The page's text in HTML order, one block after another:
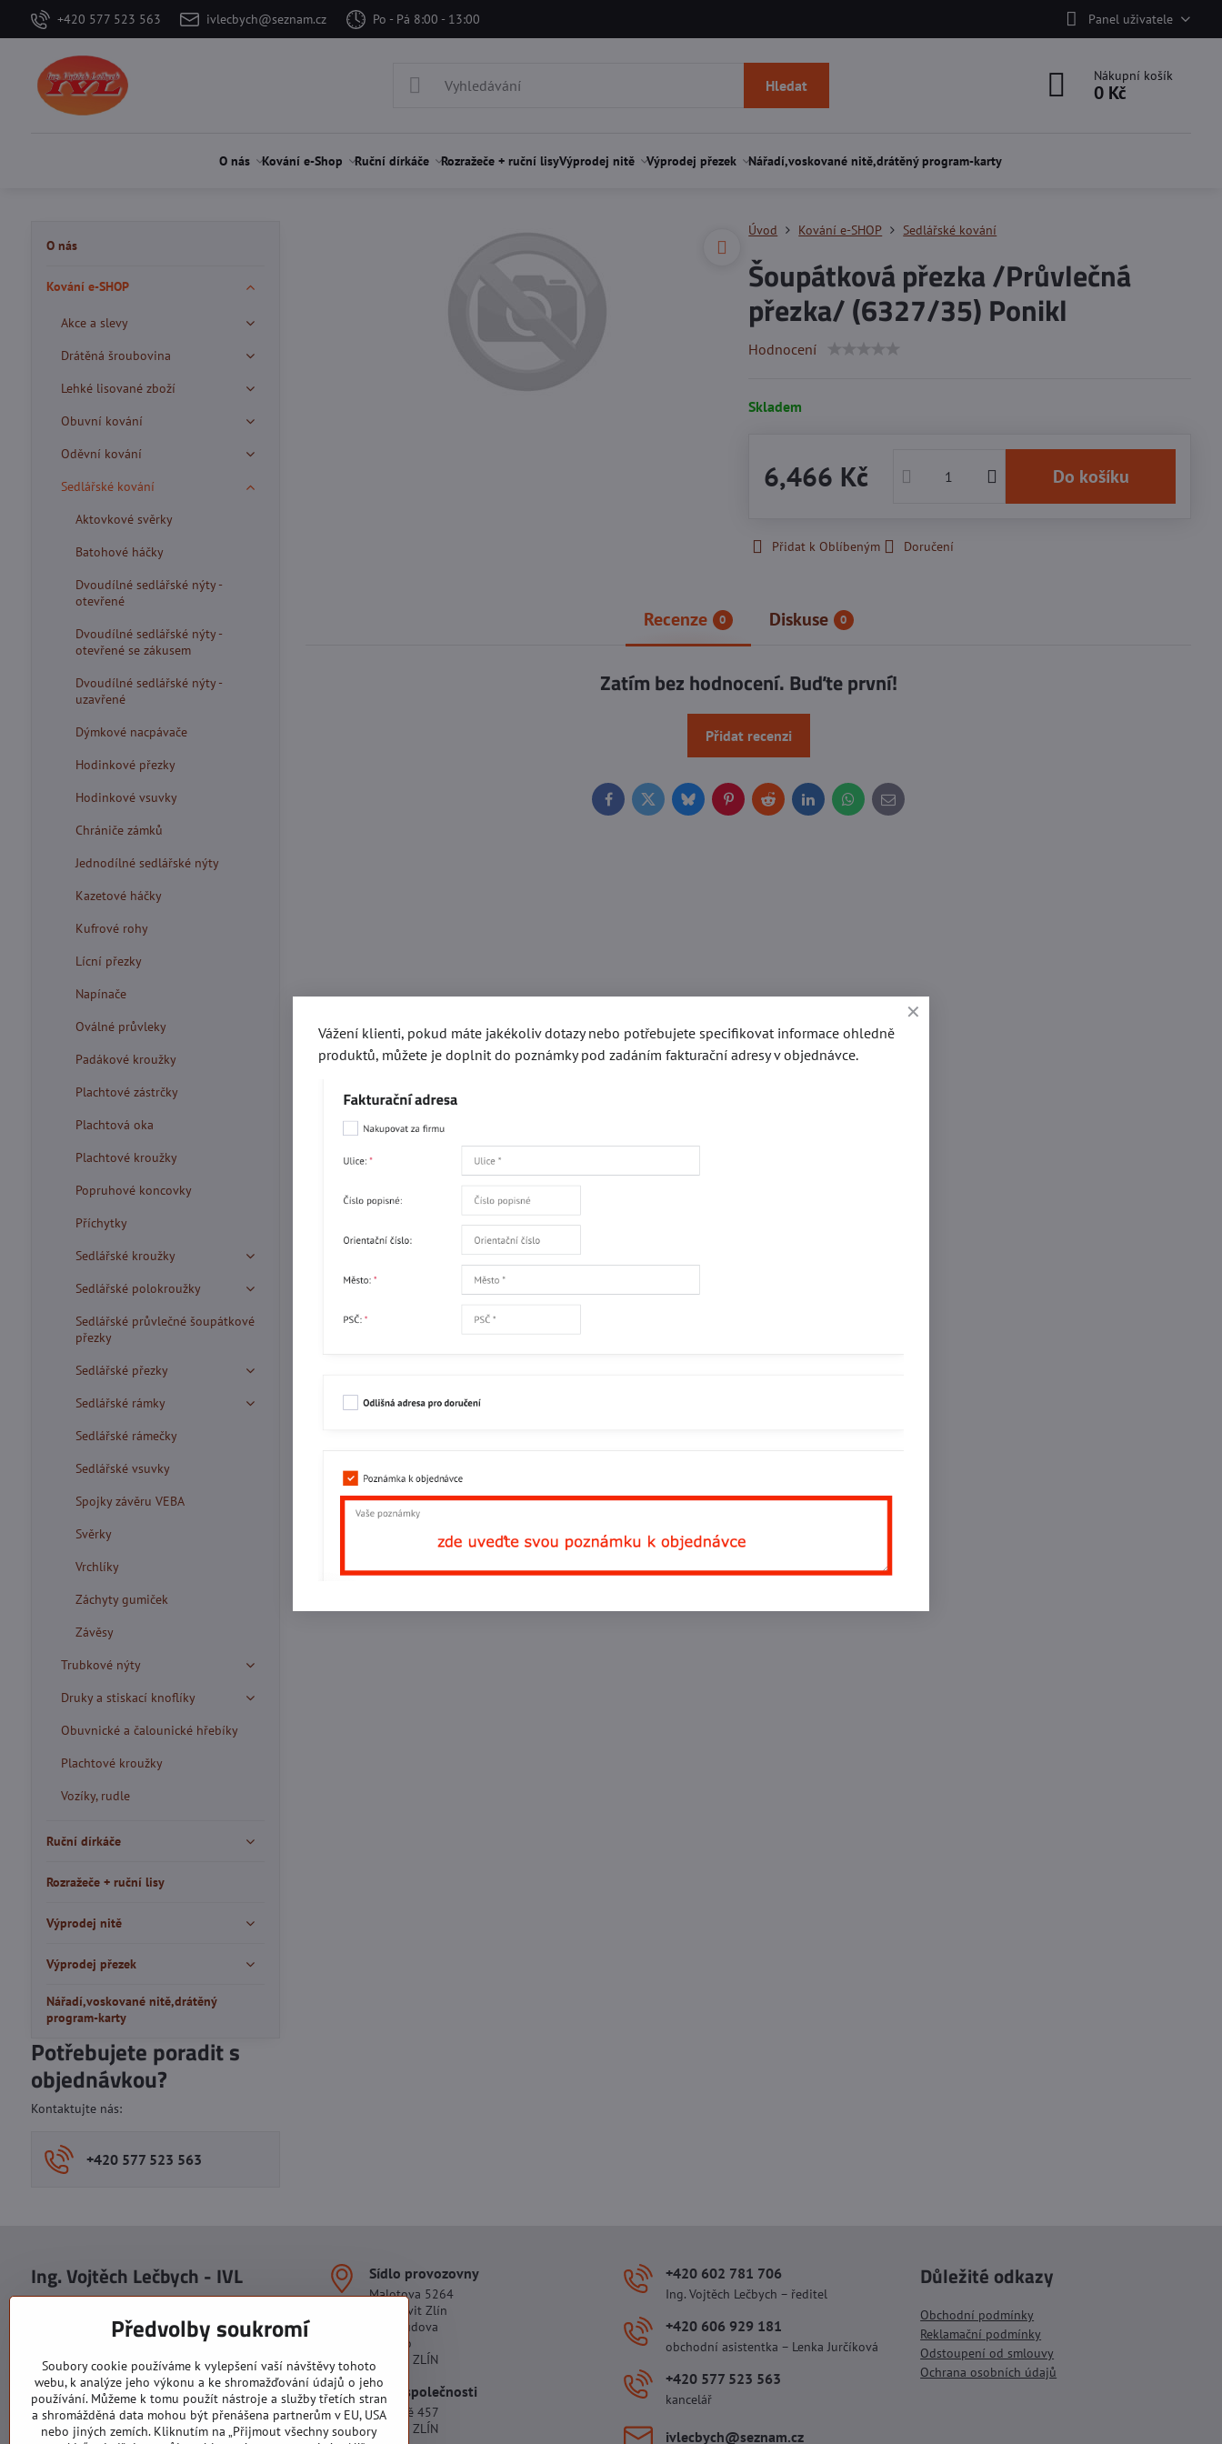
+420 577 523 563 ivlecbych@seznam.cz Po - Pá 8:00 - 13:00 Panel uživatele
Hledat
Nákupní košík
0 Kč
O nás Kování e-Shop Ruční dírkáče Rozražeče + ruční lisyVýprodej nitě Výprodej přezek Nářadí,voskované nitě,drátěný program-karty
Úvod Kování e-SHOP Sedlářské kování
Šoupátková přezka /Průvlečná
přezka/ (6327/35) Ponikl
Hodnocení
Skladem
6,466 Kč Do košíku
Přidat k Oblíbeným Doručení
Recenze 0 Diskuse 0
Zatím bez hodnocení. Buďte první!
Přidat recenzi
FacebookTwitterBlueskyPinterestRedditLinkedInWhatsApp
E-
mail
O nás
Kování e-SHOP
Akce a slevy
Drátěná šroubovina
Lehké lisované zboží
Obuvní kování
Oděvní kování
Sedlářské kování
Aktovkové svěrky
Batohové háčky
Dvoudílné sedlářské nýty -
otevřené
Dvoudílné sedlářské nýty -
otevřené se zákusem
Dvoudílné sedlářské nýty -
uzavřené
Dýmkové nacpávače
Hodinkové přezky
Hodinkové vsuvky
Chrániče zámků
Jednodílné sedlářské nýty
Kazetové háčky
Kufrové rohy
Lícní přezky
Napínače
Oválné průvleky
Padákové kroužky
Plachtové zástrčky
Plachtová oka
Plachtové kroužky
Popruhové koncovky
Příchytky
Sedlářské kroužky
Sedlářské polokroužky
Sedlářské průvlečné šoupátkové
přezky
Sedlářské přezky
Sedlářské rámky
Sedlářské rámečky
Sedlářské vsuvky
Spojky závěru VEBA
Svěrky
Vrchlíky
Záchyty gumiček
Závěsy
Trubkové nýty
Druky a stiskací knoflíky
Obuvnické a čalounické hřebíky
Plachtové kroužky
Vozíky, rudle
Ruční dírkáče
Rozražeče + ruční lisy
Výprodej nitě
Výprodej přezek
Nářadí,voskované nitě,drátěný
program-karty
Potřebujete poradit s
objednávkou?
Kontaktujte nás:
+420 577 523 563
Ing. Vojtěch Lečbych - IVL
DIČ: CZ5602130809
IČO: 29007356
DIČ: CZ29007356
Sídlo provozovny
Malotova 5264
Areál Svit Zlín
113. budova
1. patro
760 01 ZLÍN
Sídlo společnosti
U Hřiště 457
760 01 ZLÍN
+420 602 781 706
Ing. Vojtěch Lečbych – ředitel
+420 606 929 181
obchodní asistentka – Lenka Jurčíková
+420 577 523 563
kancelář
ivlecbych​@seznam​.cz
Důležité odkazy
Obchodní podmínky
Reklamační podmínky
Odstoupení od smlouvy
Ochrana osobních údajů
Předvolby soukromí
Soubory cookie používáme k vylepšení vaší návštěvy tohoto
webu, k analýze jeho výkonu a ke shromažďování údajů o jeho
používání. Můžeme k tomu použít nástroje a služby třetích stran
a shromážděná data mohou být přenášena partnerům v EU, USA
nebo jiných zemích. Kliknutím na „Přijmout všechny soubory
Vážení klienti, pokud máte jakékoliv dotazy nebo potřebujete specifikovat informace ohledně
produktů, můžete je doplnit do poznámky pod zadáním fakturační adresy v objednávce.